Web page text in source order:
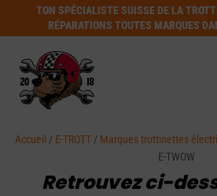
TON SPÉCIALISTE SUISSE DE LA
RÉPARATIONS TOUTES MARQUES
Accueil / E-TROTT/ Marques trottinettes
E-TWOW
Retrouvez ci-